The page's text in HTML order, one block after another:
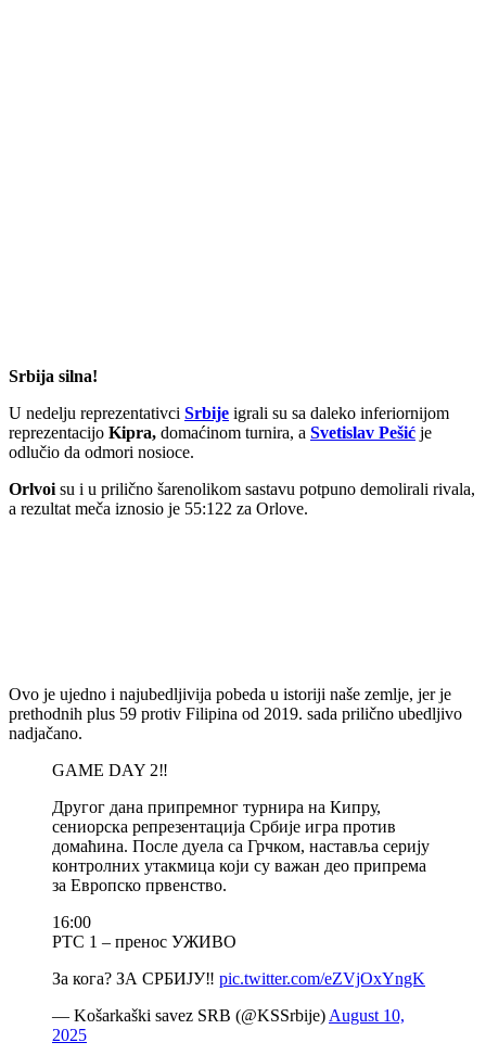
Srbija silna!
U nedelju reprezentativci Srbije igrali su sa daleko inferiornijom
reprezentacijo Kipra, domaćinom turnira, a Svetislav Pešić je
odlučio da odmori nosioce.
Orlvoi su i u prilično šarenolikom sastavu potpuno demolirali rivala,
a rezultat meča iznosio je 55:122 za Orlove.
Ovo je ujedno i najubedljivija pobeda u istoriji naše zemlje, jer je
prethodnih plus 59 protiv Filipina od 2019. sada prilično ubedljivo
nadjačano.
GAME DAY 2‼️
Другог дана припремног турнира на Кипру,
сениорска репрезентација Србије игра против
домаћина. После дуела са Грчком, наставља серију
контролних утакмица који су важан део припрема
за Европско првенство.
16:00
РТС 1 – пренос УЖИВО
За кога? ЗА СРБИЈУ‼️ pic.twitter.com/eZVjOxYngK
— Košarkaški savez SRB (@KSSrbije) August 10,
2025